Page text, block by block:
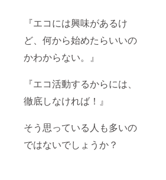
『エコには興味があるけ
ど、何から始めたらいいの
かわからない。』
『エコ活動するからには、
徹底しなければ！』
そう思っている人も多いの
ではないでしょうか？